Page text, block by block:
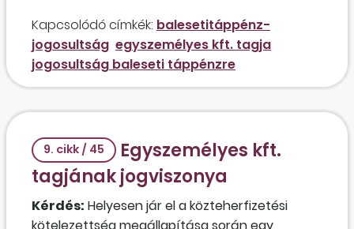
leszázalékolása folyamatban van? Az érintett a
munkaviszonytól teljesen eltérő tevékenységet
végző társas vállalkozásban nem vett igénybe
táppénzt.
Kapcsolódó címkék: balesetitáppénz-
jogosultság egyszemélyes kft. tagja
jogosultság baleseti táppénzre
9. cikk / 45
Egyszemélyes kft.
tagjának jogviszonya
Kérdés: Helyesen jár el a közteherfizetési
kötelezettség megállapítása során egy